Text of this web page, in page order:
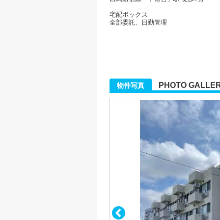
宅配ボックス
全部委託、日勤管理
物件写真 PHOTO